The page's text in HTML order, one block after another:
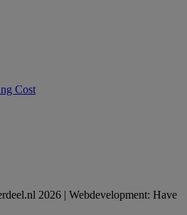
Cost
2026 | Webdevelopment: Have